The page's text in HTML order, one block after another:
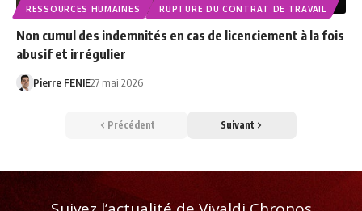
RESSOURCES HUMAINES RUPTURE DU CONTRAT DE TRAVAIL
Non cumul des indemnités en cas de licenciement à la fois
abusif et irrégulier
Pierre FENIE27 mai 2026
Précédent Suivant